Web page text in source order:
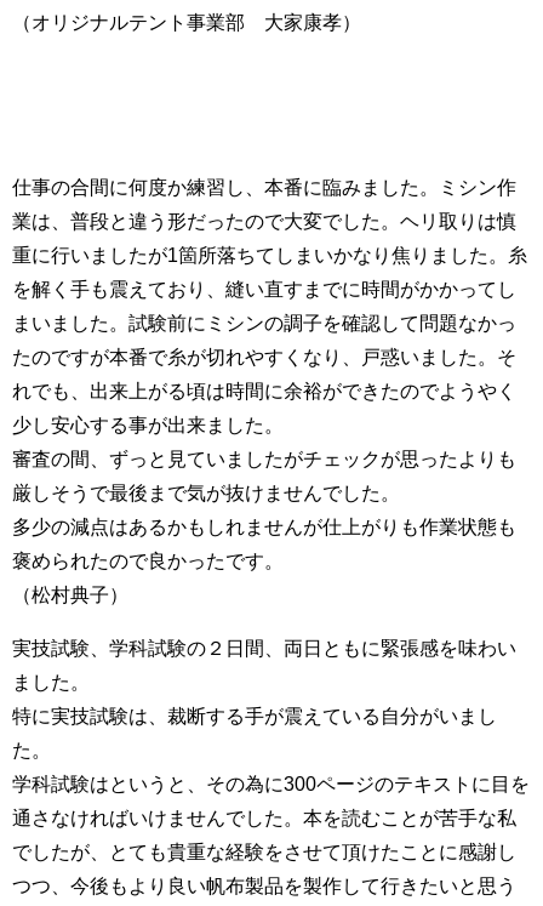
（オリジナルテント事業部 大家康孝）
仕事の合間に何度か練習し、本番に臨みました。ミシン作
業は、普段と違う形だったので大変でした。ヘリ取りは慎
重に行いましたが1箇所落ちてしまいかなり焦りました。糸
を解く手も震えており、縫い直すまでに時間がかかってし
まいました。試験前にミシンの調子を確認して問題なかっ
たのですが本番で糸が切れやすくなり、戸惑いました。そ
れでも、出来上がる頃は時間に余裕ができたのでようやく
少し安心する事が出来ました。
審査の間、ずっと見ていましたがチェックが思ったよりも
厳しそうで最後まで気が抜けませんでした。
多少の減点はあるかもしれませんが仕上がりも作業状態も
褒められたので良かったです。
（松村典子）
実技試験、学科試験の２日間、両日ともに緊張感を味わい
ました。
特に実技試験は、裁断する手が震えている自分がいまし
た。
学科試験はというと、その為に300ページのテキストに目を
通さなければいけませんでした。本を読むことが苦手な私
でしたが、とても貴重な経験をさせて頂けたことに感謝し
つつ、今後もより良い帆布製品を製作して行きたいと思う